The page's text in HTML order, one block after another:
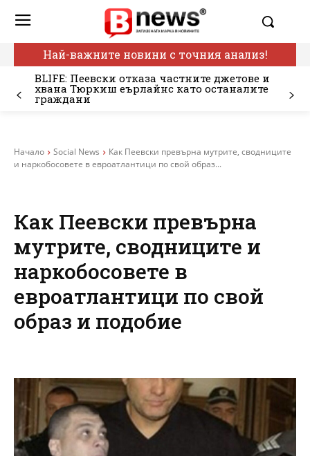
Най-важните новини с точния анализ!
BLIFE: Пеевски отказа частните джетове и
хвана Тюркиш еърлайнс като останалите
граждани
Начало Social News
Как Пеевски превърна мутрите, сводниците
и наркобосовете в евроатлантици по свой образ...
Как Пеевски превърна
мутрите, сводниците и
наркобосовете в
евроатлантици по свой
образ и подобие